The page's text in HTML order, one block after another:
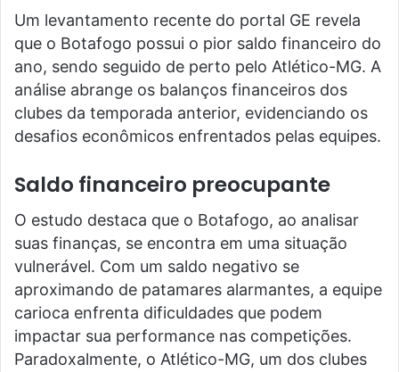
Um levantamento recente do portal GE revela
que o Botafogo possui o pior saldo financeiro do
ano, sendo seguido de perto pelo Atlético-MG. A
análise abrange os balanços financeiros dos
clubes da temporada anterior, evidenciando os
desafios econômicos enfrentados pelas equipes.
Saldo financeiro preocupante
O estudo destaca que o Botafogo, ao analisar
suas finanças, se encontra em uma situação
vulnerável. Com um saldo negativo se
aproximando de patamares alarmantes, a equipe
carioca enfrenta dificuldades que podem
impactar sua performance nas competições.
Paradoxalmente, o Atlético-MG, um dos clubes